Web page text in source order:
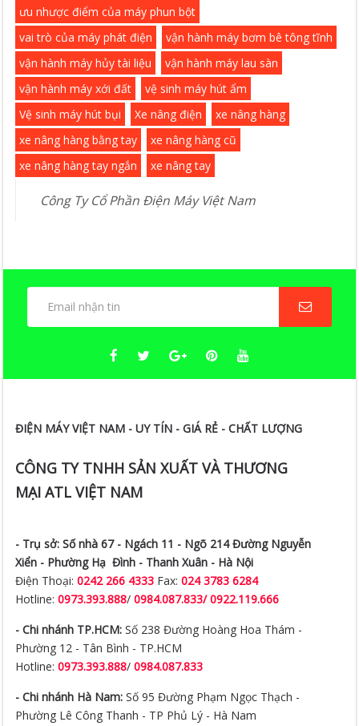
ưu nhược điểm của máy phun bột
vai trò của máy phát điện
vận hành máy bơm bê tông tĩnh
vận hành máy hủy tài liệu
vận hành máy lau sàn
vận hành máy xới đất
vệ sinh máy hút ẩm
Vệ sinh máy hút bụi
Xe nâng điện
xe nâng hàng
xe nâng hàng bằng tay
xe nâng hàng cũ
xe nâng hàng tay ngắn
xe nâng tay
ĐIỆN MÁY VIỆT NAM - UY TÍN - GIÁ RẺ - CHẤT LƯỢNG
CÔNG TY TNHH SẢN XUẤT VÀ THƯƠNG
- Trụ sở: Số nhà 67 - Ngách 11 - Ngõ 214 Đường Nguyễn
Hotline:0973.393.888/0984.087.833/ 0922.119.666
- Chi nhánh TP.HCM:Số 238 Đường Hoàng Hoa Thám -
Phường 12 - Tân Bình - TP.HCM
- Chi nhánh Hà Nam:Số 95 Đường Phạm Ngọc Thạch -
Phường Lê Công Thanh - TP Phủ Lý - Hà Nam
- Chi nhánh Sóc Sơn:Số 1 Phố Miếu Thờ - Sóc Sơn - Hà Nội